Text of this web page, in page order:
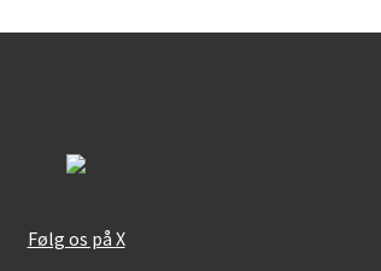
Følg os på X